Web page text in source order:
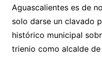
Aguascalientes es de
solo darse un clavado
histórico municipal
trienio como alcalde